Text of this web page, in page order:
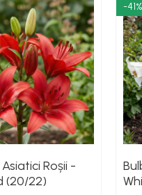
Roșii -
(20/22)
-41%